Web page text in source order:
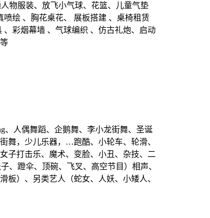
物服装、放飞小气球、花篮、儿童气垫
绘 、胸花桌花、 展板搭建 、桌椅租赁
彩烟幕墙 、气球编织 、仿古礼炮、启动
、人偶舞蹈、企鹅舞、李小龙街舞、圣诞
舞，少儿乐器，…跑酷、小轮车、轮滑、
子打击乐、魔术、变脸、小丑、杂技、二
、蹬伞、顶碗、飞叉、高空节目）相声、
板）、另类艺人（蛇女、人妖、小矮人、